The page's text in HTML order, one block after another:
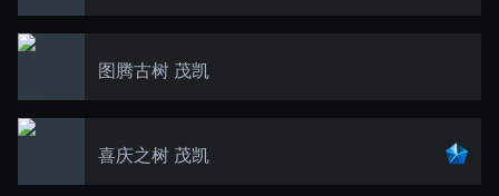
图腾古树 茂凯
喜庆之树 茂凯